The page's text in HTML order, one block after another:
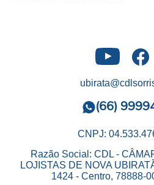
(66)
CNPJ:
Razão Social: CDL -
LOJISTAS DE NOVA
1424 - Centro, 78888-